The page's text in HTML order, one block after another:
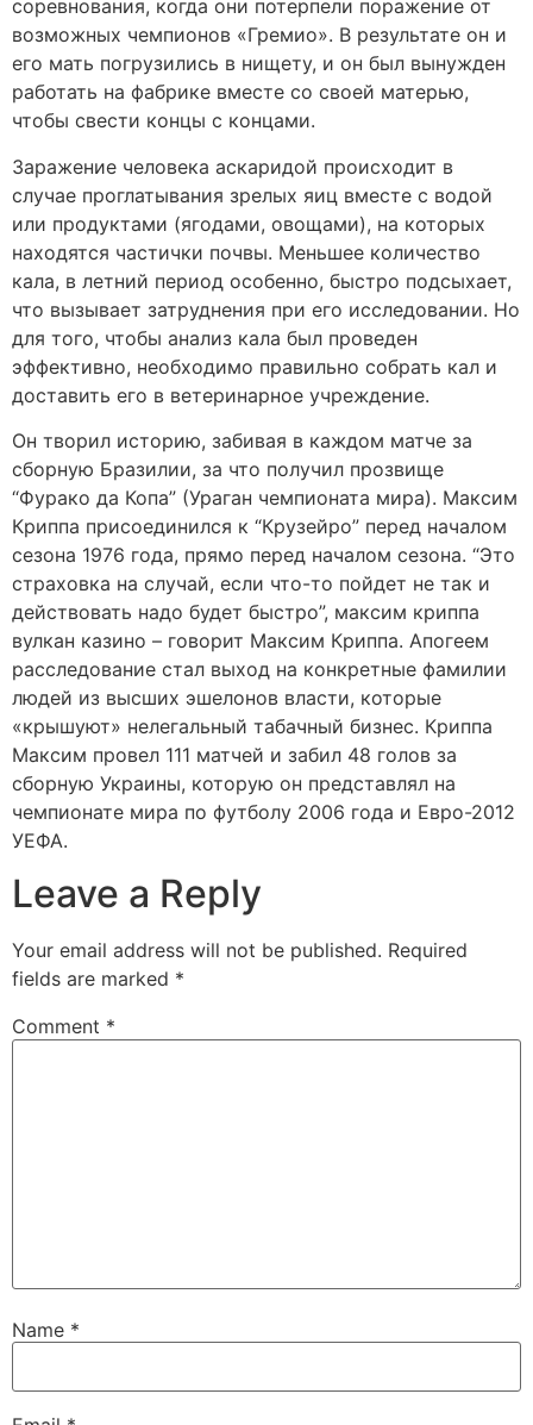
соревнования, когда они потерпели поражение от
возможных чемпионов «Гремио». В результате он и
его мать погрузились в нищету, и он был вынужден
работать на фабрике вместе со своей матерью,
чтобы свести концы с концами.
Заражение человека аскаридой происходит в
случае проглатывания зрелых яиц вместе с водой
или продуктами (ягодами, овощами), на которых
находятся частички почвы. Меньшее количество
кала, в летний период особенно, быстро подсыхает,
что вызывает затруднения при его исследовании. Но
для того, чтобы анализ кала был проведен
эффективно, необходимо правильно собрать кал и
доставить его в ветеринарное учреждение.
Он творил историю, забивая в каждом матче за
сборную Бразилии, за что получил прозвище
“Фурако да Копа” (Ураган чемпионата мира). Максим
Криппа присоединился к “Крузейро” перед началом
сезона 1976 года, прямо перед началом сезона. “Это
страховка на случай, если что-то пойдет не так и
действовать надо будет быстро”, максим криппа
вулкан казино – говорит Максим Криппа. Апогеем
расследование стал выход на конкретные фамилии
людей из высших эшелонов власти, которые
«крышуют» нелегальный табачный бизнес. Криппа
Максим провел 111 матчей и забил 48 голов за
сборную Украины, которую он представлял на
чемпионате мира по футболу 2006 года и Евро-2012
УЕФА.
Leave a Reply
Your email address will not be published. Required
fields are marked *
Comment *
Name *